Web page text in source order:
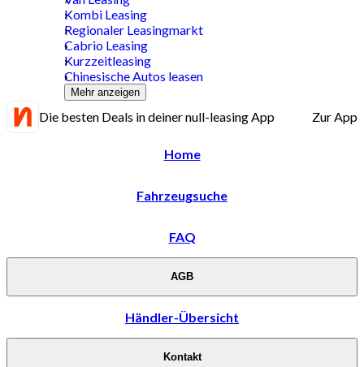
Kombi Leasing
Regionaler Leasingmarkt
Cabrio Leasing
Kurzzeitleasing
Chinesische Autos leasen
Mehr anzeigen
Die besten Deals in deiner null-leasing App Zur App
Home
Fahrzeugsuche
FAQ
AGB
Händler-Übersicht
Kontakt